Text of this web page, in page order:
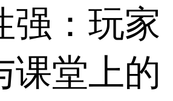
强：玩家
课堂上的